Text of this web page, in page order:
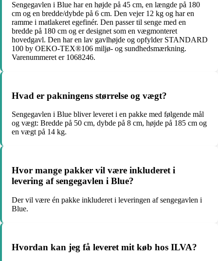
Sengegavlen i Blue har en højde på 45 cm, en længde på 180
cm og en bredde/dybde på 6 cm. Den vejer 12 kg og har en
ramme i matlakeret egefinér. Den passer til senge med en
bredde på 180 cm og er designet som en vægmonteret
hovedgavl. Den har en lav gavlhøjde og opfylder STANDARD
100 by OEKO-TEX®106 miljø- og sundhedsmærkning.
Varenummeret er 1068246.
Hvad er pakningens størrelse og vægt?
Sengegavlen i Blue bliver leveret i en pakke med følgende mål
og vægt: Bredde på 50 cm, dybde på 8 cm, højde på 185 cm og
en vægt på 14 kg.
Hvor mange pakker vil være inkluderet i
levering af sengegavlen i Blue?
Der vil være én pakke inkluderet i leveringen af sengegavlen i
Blue.
Hvordan kan jeg få leveret mit køb hos ILVA?